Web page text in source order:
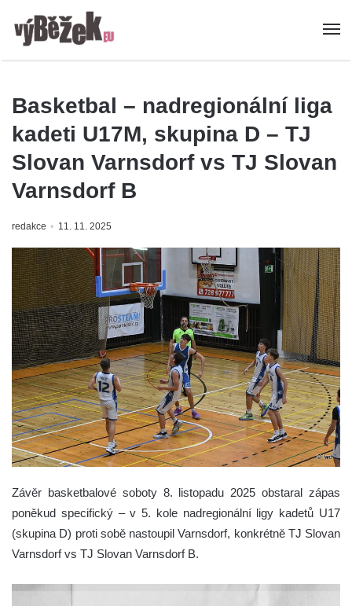
Basketbal – nadregionální liga
kadeti U17M, skupina D – TJ
Slovan Varnsdorf vs TJ Slovan
Varnsdorf B
redakce 11. 11. 2025
Závěr basketbalové soboty 8. listopadu 2025 obstaral zápas
poněkud specifický – v 5. kole nadregionální ligy kadetů U17
(skupina D) proti sobě nastoupil Varnsdorf, konkrétně TJ Slovan
Varnsdorf vs TJ Slovan Varnsdorf B.